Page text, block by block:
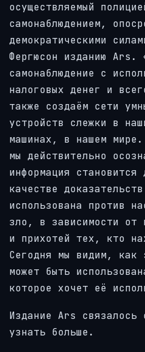
осуществляемый
самонаблюдением,
демократическими
Фергюсон изданию Ars.
самонаблюдение с
налоговых денег и
также создаём сети
устройств слежки в
машинах, в нашем
мы действительно
информация становится
качестве
использована против
зло, в зависимости от
и прихотей тех, кто
Сегодня мы видим, как
может быть
которое хочет её
Издание Ars связалось
узнать больше.